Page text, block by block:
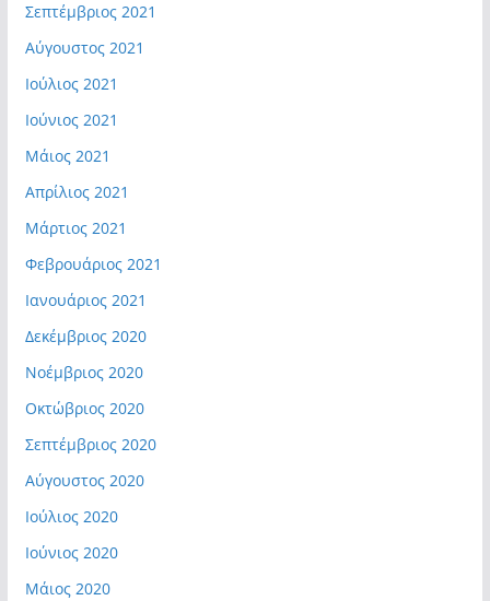
Σεπτέμβριος 2021
Αύγουστος 2021
Ιούλιος 2021
Ιούνιος 2021
Μάιος 2021
Απρίλιος 2021
Μάρτιος 2021
Φεβρουάριος 2021
Ιανουάριος 2021
Δεκέμβριος 2020
Νοέμβριος 2020
Οκτώβριος 2020
Σεπτέμβριος 2020
Αύγουστος 2020
Ιούλιος 2020
Ιούνιος 2020
Μάιος 2020